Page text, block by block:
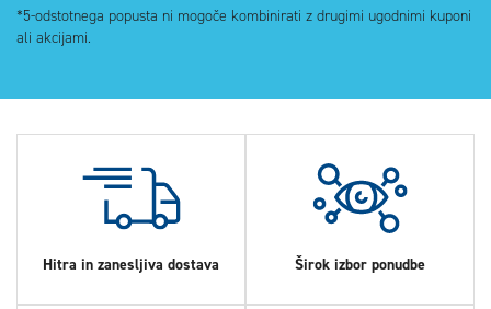
*5-odstotnega popusta ni mogoče kombinirati z drugimi ugodnimi kuponi
ali akcijami.
Hitra in zanesljiva dostava Širok izbor ponudbe